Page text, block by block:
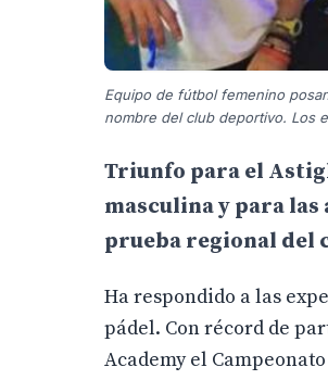
Equipo de fútbol femenino
nombre del club deportivo. Los
Triunfo para el
masculina y para
prueba regional del
Ha respondido a las
pádel. Con récord de
Academy el